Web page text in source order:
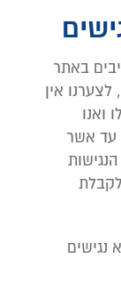
באתר
אין
ואנו
עד אשר
נגישים